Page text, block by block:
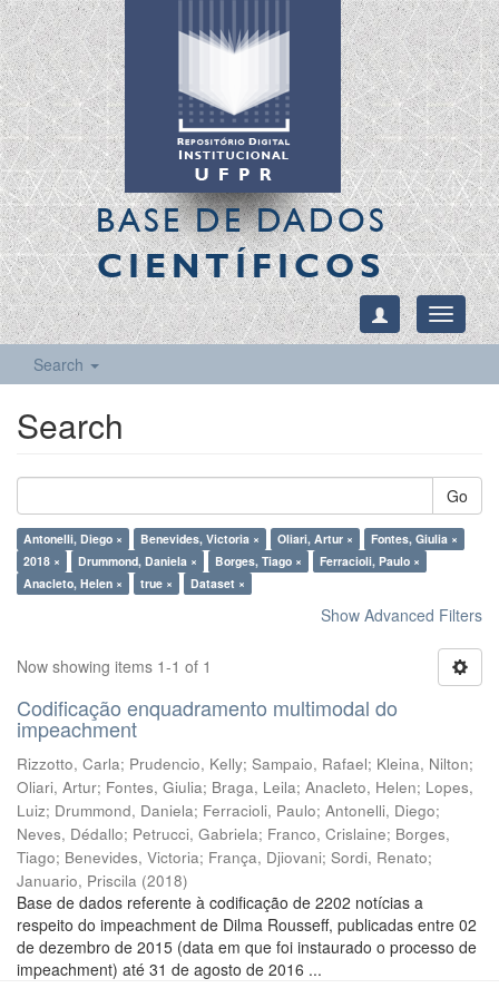
BASE DE DADOS
CIENTÍFICOS
Toggle
Search
Search
Go
Antonelli, Diego × Benevides, Victoria × Oliari, Artur ×
Fontes, Giulia ×
2018 ×
Drummond, Daniela × Borges, Tiago ×
Ferracioli, Paulo ×
Anacleto, Helen ×
true × Dataset ×
Show Advanced Filters
Now showing items 1-1 of 1
Codificação enquadramento multimodal do
impeachment
Rizzotto, Carla; Prudencio, Kelly; Sampaio, Rafael; Kleina, Nilton;
Oliari, Artur; Fontes, Giulia; Braga, Leila; Anacleto, Helen; Lopes,
Luiz; Drummond, Daniela; Ferracioli, Paulo; Antonelli, Diego;
Neves, Dédallo; Petrucci, Gabriela; Franco, Crislaine; Borges,
Tiago; Benevides, Victoria; França, Djiovani; Sordi, Renato;
Januario, Priscila (2018)
Base de dados referente à codificação de 2202 notícias a
respeito do impeachment de Dilma Rousseff, publicadas entre 02
de dezembro de 2015 (data em que foi instaurado o processo de
impeachment) até 31 de agosto de 2016 ...